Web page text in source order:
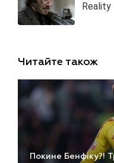
Читайте також
Покине Бенфіку?!